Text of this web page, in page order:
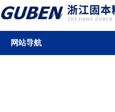
网站导航